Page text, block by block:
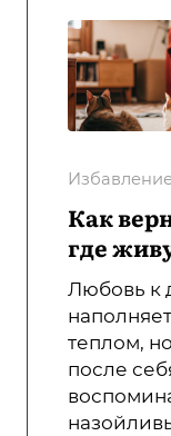
Как
где
Любовь к
теплом,
после